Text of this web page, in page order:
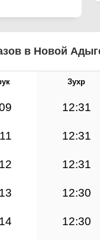
в Новой
Зухр
12:31
12:31
12:31
12:30
12:30